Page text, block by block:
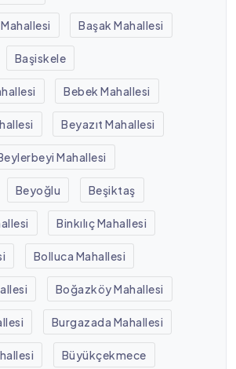
Başak Mahallesi
Başiskele
Bebek Mahallesi
Beyazıt Mahallesi
Mahallesi
Beyoğlu Beşiktaş
Binkılıç Mahallesi
Bolluca Mahallesi
Boğazköy Mahallesi
Burgazada Mahallesi
Büyükçekmece